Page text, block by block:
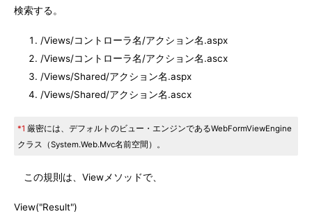
検索する。
/Views/コントローラ名/アクション名.aspx
/Views/コントローラ名/アクション名.ascx
/Views/Shared/アクション名.aspx
/Views/Shared/アクション名.ascx
*1 厳密には、デフォルトのビュー・エンジンであるWebFormViewEngine
クラス（System.Web.Mvc名前空間）。
この規則は、Viewメソッドで、
View("Result")